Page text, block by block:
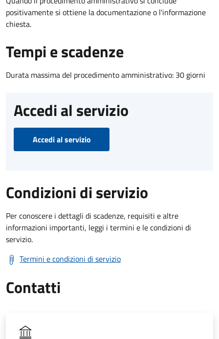
positivamente si ottiene la documentazione o l'informazione
chiesta.
Tempi e scadenze
Durata massima del procedimento amministrativo: 30 giorni
Accedi al servizio
Accedi al servizio
Condizioni di servizio
Per conoscere i dettagli di scadenze, requisiti e altre
informazioni importanti, leggi i termini e le condizioni di
servizio.
Termini e condizioni di servizio
Contatti